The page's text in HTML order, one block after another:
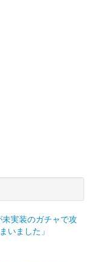
実装のガチャで攻
いました」